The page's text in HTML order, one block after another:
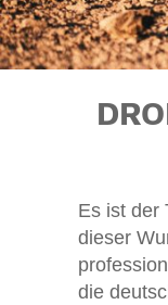
Es ist der
dieser
die